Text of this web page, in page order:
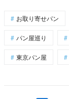
お取り寄せパン
パン屋巡り
東京パン屋